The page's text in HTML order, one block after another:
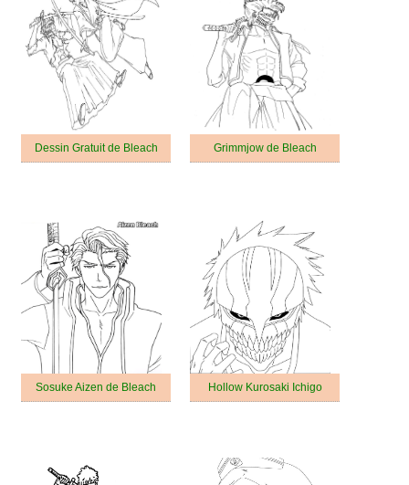
Dessin Gratuit de Bleach Grimmjow de Bleach
Sosuke Aizen de Bleach Hollow Kurosaki Ichigo